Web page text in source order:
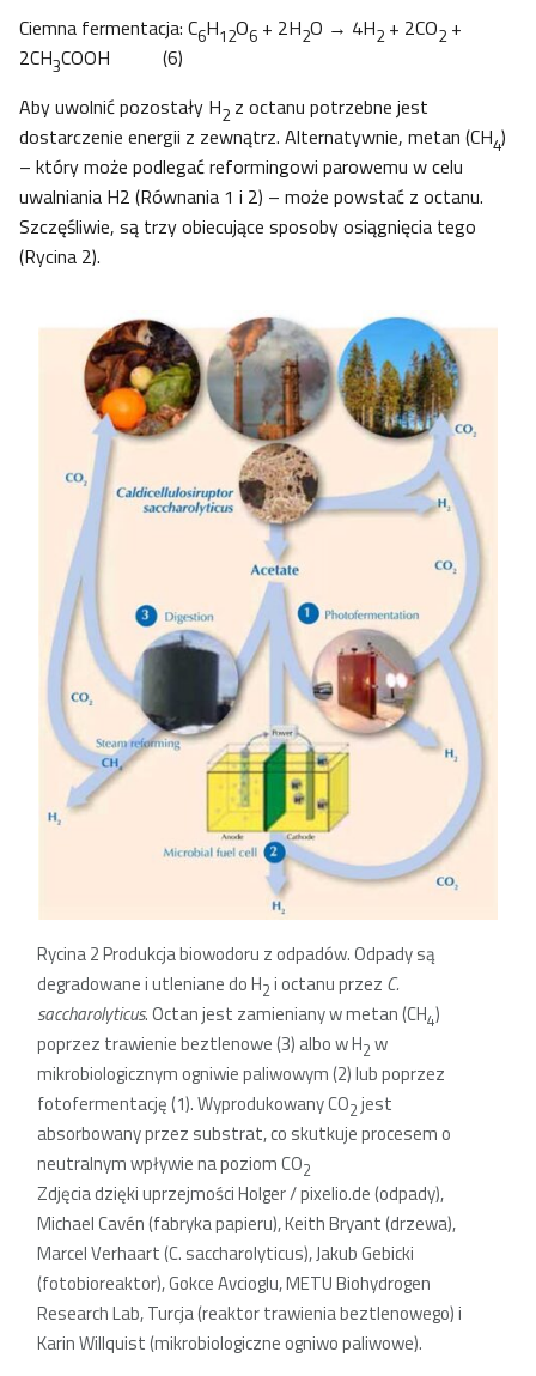
Ciemna fermentacja: C6H12O6 + 2H2O → 4H2 + 2CO2 +
2CH3COOH (6)
Aby uwolnić pozostały H2 z octanu potrzebne jest
dostarczenie energii z zewnątrz. Alternatywnie, metan (CH4)
– który może podlegać reformingowi parowemu w celu
uwalniania H2 (Równania 1 i 2) – może powstać z octanu.
Szczęśliwie, są trzy obiecujące sposoby osiągnięcia tego
(Rycina 2).
Rycina 2 Produkcja biowodoru z odpadów. Odpady są
degradowane i utleniane do H2i octanu przez C.
saccharolyticus. Octan jest zamieniany w metan (CH4)
poprzez trawienie beztlenowe (3) albo w H2w
mikrobiologicznym ogniwie paliwowym (2) lub poprzez
fotofermentację (1). Wyprodukowany CO2jest
absorbowany przez substrat, co skutkuje procesem o
neutralnym wpływie na poziom CO2
Zdjęcia dzięki uprzejmości Holger / pixelio.de (odpady),
Michael Cavén (fabryka papieru), Keith Bryant (drzewa),
Marcel Verhaart (C. saccharolyticus), Jakub Gebicki
(fotobioreaktor), Gokce Avcioglu, METU Biohydrogen
Research Lab, Turcja (reaktor trawienia beztlenowego) i
Karin Willquist (mikrobiologiczne ogniwo paliwowe).